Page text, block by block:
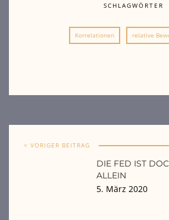
SCHLAGWÖRTER
Korrelationen relative
< VORIGER BEITRAG
DIE FED IST
ALLEIN
5. März 2020